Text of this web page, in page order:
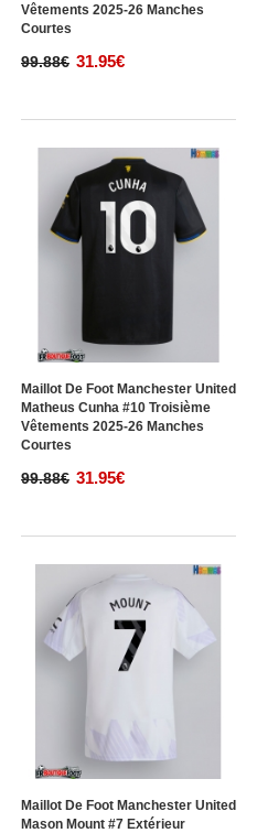
Vêtements 2025-26 Manches
Courtes
99.88€ 31.95€
Maillot De Foot Manchester United
Matheus Cunha #10 Troisième
Vêtements 2025-26 Manches
Courtes
99.88€ 31.95€
Maillot De Foot Manchester United
Mason Mount #7 Extérieur